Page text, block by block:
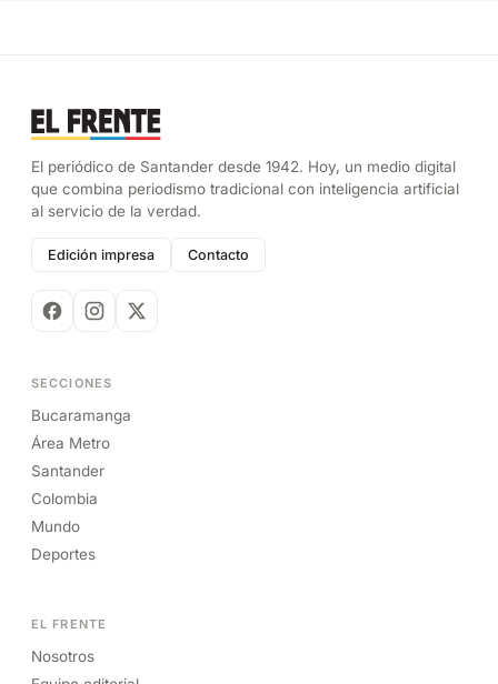
El periódico de Santander desde 1942. Hoy, un medio digital
que combina periodismo tradicional con inteligencia artificial
al servicio de la verdad.
Edición impresa Contacto
SECCIONES
Bucaramanga
Área Metro
Santander
Colombia
Mundo
Deportes
EL FRENTE
Nosotros